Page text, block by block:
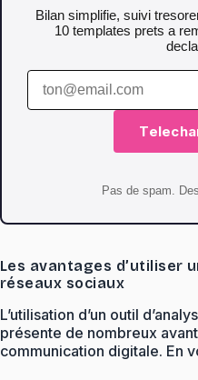
Bilan simplifie, suivi
10 templates prets a
Pas de spam.
Les avantages d’utiliser
réseaux sociaux
L’utilisation d’un outil
présente de nombreux
communication digitale. En